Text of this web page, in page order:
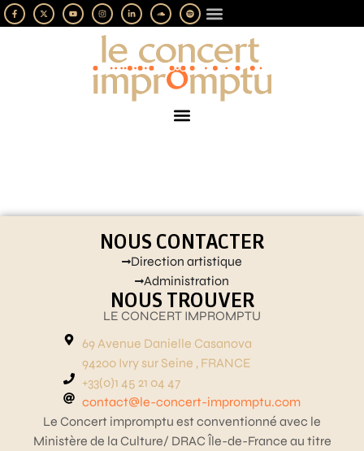
NOUS CONTACTER
Direction artistique
Administration
NOUS TROUVER
LE CONCERT IMPROMPTU
69 Avenue Danielle Casanova
94200 Ivry sur Seine , FRANCE
+33(0)1 45 21 04 47
contact@le-concert-impromptu.com
Le Concert impromptu est conventionné avec le
Ministère de la Culture/ DRAC Île-de-France au titre